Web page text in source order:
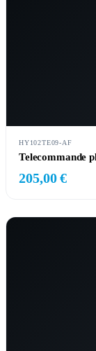
HY102TE09-AF
Telecommande
205,00 €